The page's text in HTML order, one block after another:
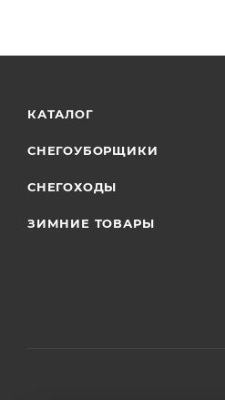
КАТАЛОГ
СНЕГОУБОРЩИКИ
СНЕГОХОДЫ
ЗИМНИЕ ТОВАРЫ